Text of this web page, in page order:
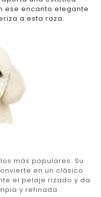
ese encanto elegante
a esta raza.
más populares. Su
en un clásico.
el pelaje rizado y da
y refinada.